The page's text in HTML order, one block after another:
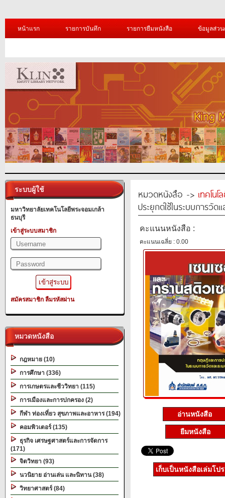
หน้าแรก รายการบันทึก รายการยืมหนังสือ ข้อมูลส่ว
ระบบผู้ใช้
มหาวิทยาลัยเทคโนโลยีพระจอมเกล้า
ธนบุรี
เข้าสู่ระบบสมาชิก
สมัครสมาชิก ลืมรหัสผ่าน
หมวดหนังสือ
กฎหมาย (10)
การศึกษา (336)
การเกษตรและชีววิทยา (115)
การเมืองและการปกครอง (2)
กีฬา ท่องเที่ยว สุขภาพและอาหาร (194)
คอมพิวเตอร์ (135)
ธุรกิจ เศรษฐศาสตร์และการจัดการ
(171)
จิตวิทยา (93)
นวนิยาย อ่านเล่น และนิทาน (38)
วิทยาศาสตร์ (84)
หมวดหนังสือ -> เทคโน
ประยุกต์ใช้ในระบบการวัด
คะแนนหนังสือ :
คะแนนเฉลี่ย : 0.00
อ่านหนังสือ
ยืมหนังสือ
เก็บเป็นหนังสือเล่มโป